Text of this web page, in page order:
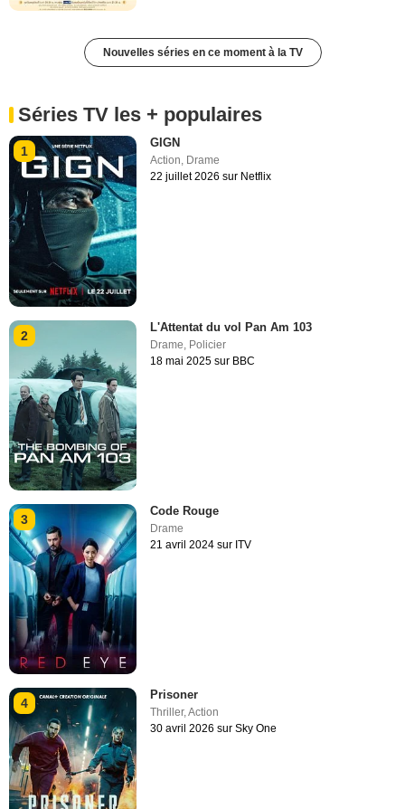
Nouvelles séries en ce moment à la TV
Séries TV les + populaires
1
GIGN
Action, Drame
22 juillet 2026 sur Netflix
2
L'Attentat du vol Pan Am 103
Drame Policier
18 mai 2025 sur BBC
3
Code Rouge
Drame
21 avril 2024 sur ITV
4
Prisoner
Thriller,Action
30 avril 2026 sur Sky One